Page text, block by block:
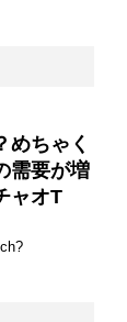
めちゃく
需要が増
ャオT